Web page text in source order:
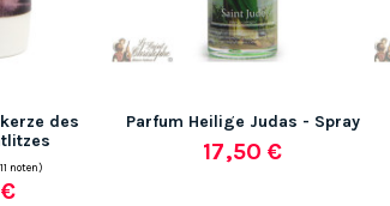
des
Parfum Heilige Judas - Spray
17,50 €